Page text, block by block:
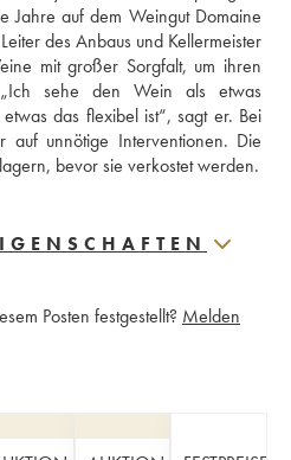
Jahre auf dem Weingut Domaine
des Anbaus und Kellermeister
mit großer Sorgfalt, um ihren
sehe den Wein als etwas
das flexibel ist“, sagt er. Bei
auf unnötige Interventionen. Die
bevor sie verkostet werden.
Posten festgestellt? Melden